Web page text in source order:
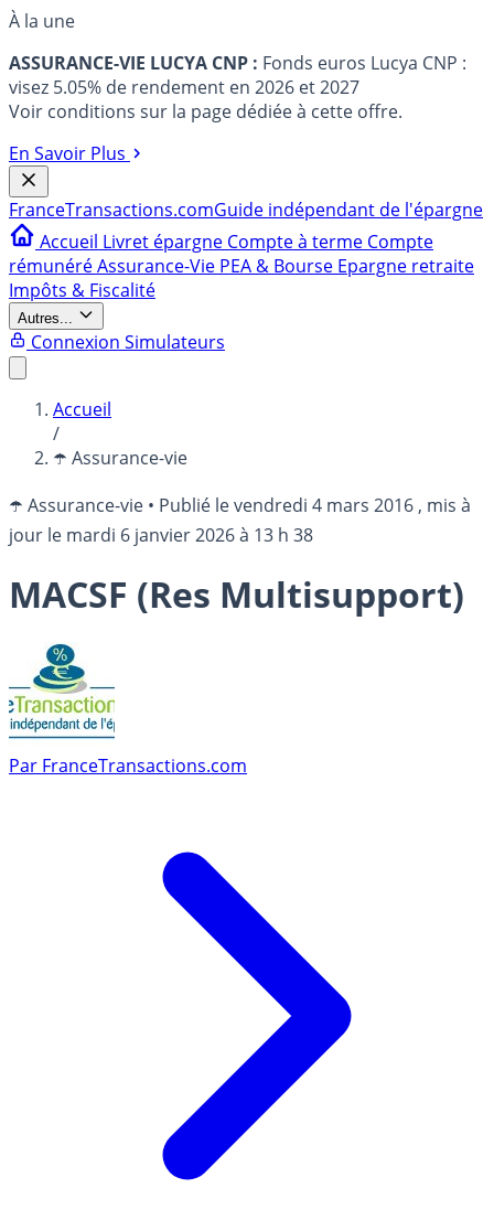
À la une
ASSURANCE-VIE LUCYA CNP : Fonds euros Lucya CNP :
visez 5.05% de rendement en 2026 et 2027
Voir conditions sur la page dédiée à cette offre.
En Savoir Plus
FranceTransactions.comGuide indépendant de l'épargne
Accueil Livret épargne Compte à terme Compte
rémunéréAssurance-Vie PEA & Bourse Epargne retraite
Impôts & Fiscalité
Autres...
Connexion Simulateurs
Accueil
/
☂️ Assurance-vie
☂️ Assurance-vie • Publié levendredi 4 mars 2016 , mis à
jour le mardi 6 janvier 2026 à 13 h 38
MACSF (Res Multisupport)
Par FranceTransactions.com